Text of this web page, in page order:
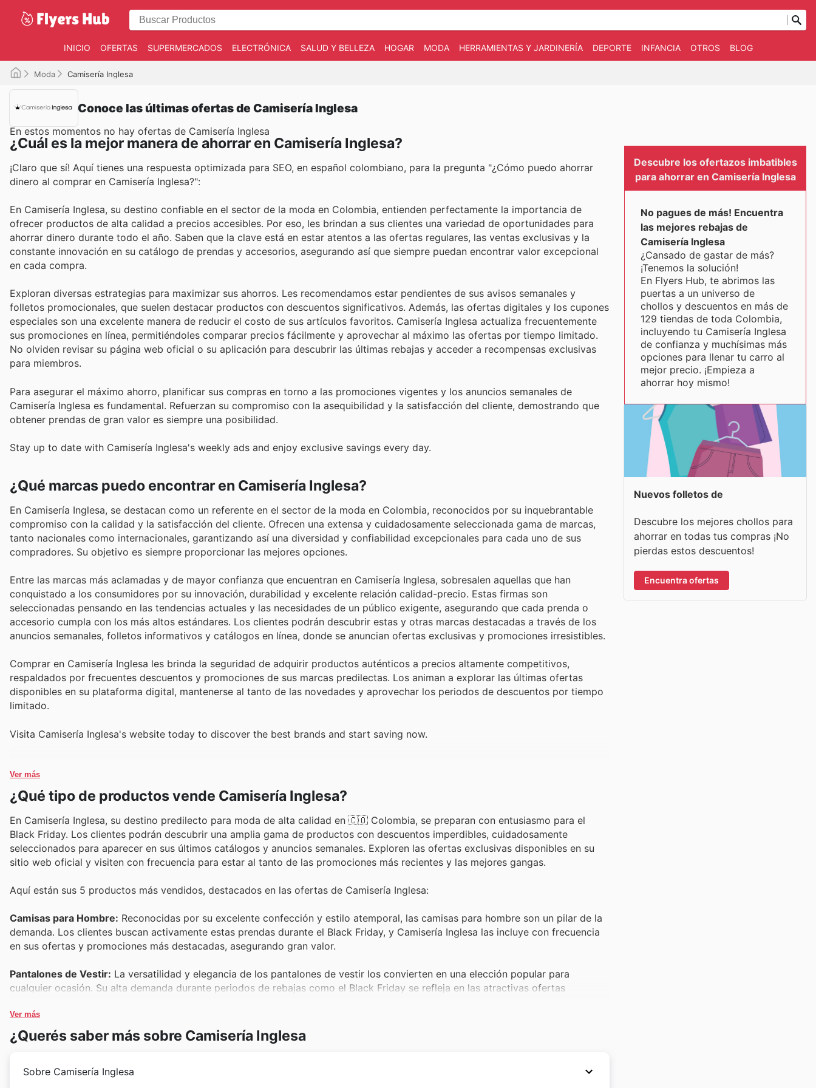
INICIO OFERTAS SUPERMERCADOS ELECTRÓNICA SALUD Y BELLEZA HOGAR MODA HERRAMIENTAS Y JARDINERÍA DEPORTE INFANCIA OTROS BLOG
Moda Camisería Inglesa
Conoce las últimas ofertas de Camisería Inglesa
En estos momentos no hay ofertas de Camisería Inglesa
¿Cuál es la mejor manera de ahorrar en Camisería Inglesa?
¡Claro que sí! Aquí tienes una respuesta optimizada para SEO, en español colombiano, para la pregunta "¿Cómo puedo ahorrar
dinero al comprar en Camisería Inglesa?":
En Camisería Inglesa, su destino confiable en el sector de la moda en Colombia, entienden perfectamente la importancia de
ofrecer productos de alta calidad a precios accesibles. Por eso, les brindan a sus clientes una variedad de oportunidades para
ahorrar dinero durante todo el año. Saben que la clave está en estar atentos a las ofertas regulares, las ventas exclusivas y la
constante innovación en su catálogo de prendas y accesorios, asegurando así que siempre puedan encontrar valor excepcional
en cada compra.
Exploran diversas estrategias para maximizar sus ahorros. Les recomendamos estar pendientes de sus avisos semanales y
folletos promocionales, que suelen destacar productos con descuentos significativos. Además, las ofertas digitales y los cupones
especiales son una excelente manera de reducir el costo de sus artículos favoritos. Camisería Inglesa actualiza frecuentemente
sus promociones en línea, permitiéndoles comparar precios fácilmente y aprovechar al máximo las ofertas por tiempo limitado.
No olviden revisar su página web oficial o su aplicación para descubrir las últimas rebajas y acceder a recompensas exclusivas
para miembros.
Para asegurar el máximo ahorro, planificar sus compras en torno a las promociones vigentes y los anuncios semanales de
Camisería Inglesa es fundamental. Refuerzan su compromiso con la asequibilidad y la satisfacción del cliente, demostrando que
obtener prendas de gran valor es siempre una posibilidad.
Stay up to date with Camisería Inglesa's weekly ads and enjoy exclusive savings every day.
¿Qué marcas puedo encontrar en Camisería Inglesa?
En Camisería Inglesa, se destacan como un referente en el sector de la moda en Colombia, reconocidos por su inquebrantable
compromiso con la calidad y la satisfacción del cliente. Ofrecen una extensa y cuidadosamente seleccionada gama de marcas,
tanto nacionales como internacionales, garantizando así una diversidad y confiabilidad excepcionales para cada uno de sus
compradores. Su objetivo es siempre proporcionar las mejores opciones.
Entre las marcas más aclamadas y de mayor confianza que encuentran en Camisería Inglesa, sobresalen aquellas que han
conquistado a los consumidores por su innovación, durabilidad y excelente relación calidad-precio. Estas firmas son
seleccionadas pensando en las tendencias actuales y las necesidades de un público exigente, asegurando que cada prenda o
accesorio cumpla con los más altos estándares. Los clientes podrán descubrir estas y otras marcas destacadas a través de los
anuncios semanales, folletos informativos y catálogos en línea, donde se anuncian ofertas exclusivas y promociones irresistibles.
Comprar en Camisería Inglesa les brinda la seguridad de adquirir productos auténticos a precios altamente competitivos,
respaldados por frecuentes descuentos y promociones de sus marcas predilectas. Los animan a explorar las últimas ofertas
disponibles en su plataforma digital, mantenerse al tanto de las novedades y aprovechar los periodos de descuentos por tiempo
limitado.
Visita Camisería Inglesa's website today to discover the best brands and start saving now.
Ver más
¿Qué tipo de productos vende Camisería Inglesa?
En Camisería Inglesa, su destino predilecto para moda de alta calidad en 🇨🇴 Colombia, se preparan con entusiasmo para el
Black Friday. Los clientes podrán descubrir una amplia gama de productos con descuentos imperdibles, cuidadosamente
seleccionados para aparecer en sus últimos catálogos y anuncios semanales. Exploren las ofertas exclusivas disponibles en su
sitio web oficial y visiten con frecuencia para estar al tanto de las promociones más recientes y las mejores gangas.
Aquí están sus 5 productos más vendidos, destacados en las ofertas de Camisería Inglesa:
Camisas para Hombre: Reconocidas por su excelente confección y estilo atemporal, las camisas para hombre son un pilar de la
demanda. Los clientes buscan activamente estas prendas durante el Black Friday, y Camisería Inglesa las incluye con frecuencia
en sus ofertas y promociones más destacadas, asegurando gran valor.
Pantalones de Vestir: La versatilidad y elegancia de los pantalones de vestir los convierten en una elección popular para
cualquier ocasión. Su alta demanda durante periodos de rebajas como el Black Friday se refleja en las atractivas ofertas
Corbatas y Accesorios:Complementos que elevan cualquier atuendo, las corbatas y accesorios son esenciales para el
guardarropa masculino. Estos artículos de alta demanda son protagonistas en los anuncios semanales de Camisería Inglesa,
Ver más
¿Querés saber más sobre Camisería Inglesa
Sobre Camisería Inglesa
Descubre los ofertazos imbatibles
para ahorrar en Camisería Inglesa
No pagues de más! Encuentra
las mejores rebajas de
Camisería Inglesa
¿Cansado de gastar de más?
¡Tenemos la solución!
En Flyers Hub, te abrimos las
puertas a un universo de
chollos y descuentos en más de
129 tiendas de toda Colombia,
incluyendo tu Camisería Inglesa
de confianza y muchísimas más
opciones para llenar tu carro al
mejor precio. ¡Empieza a
ahorrar hoy mismo!
Nuevos folletos de
Descubre los mejores chollos para
ahorrar en todas tus compras ¡No
pierdas estos descuentos!
Encuentra ofertas